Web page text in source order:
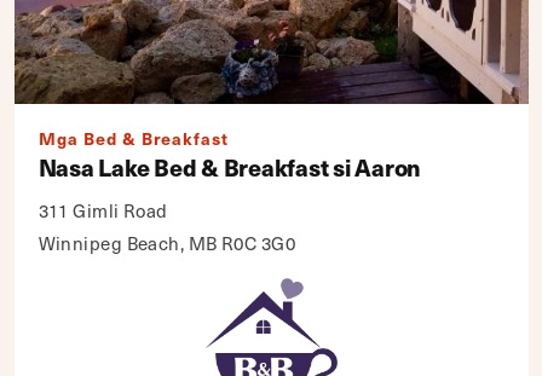
Mga Bed & Breakfast
Nasa Lake Bed & Breakfast si Aaron
311 Gimli Road
Winnipeg Beach, MB R0C 3G0